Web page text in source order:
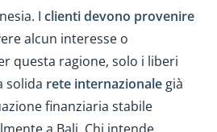
I clienti devono provenire
alcun interesse o
questa ragione, solo i liberi
solida rete internazionale già
finanziaria stabile